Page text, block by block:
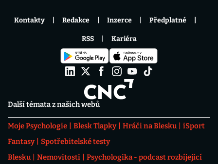
Další témata z našich webů
Moje Psychologie Blesk Tlapky Hráči na Blesku
iSport
Fantasy
Spotřebitelské testy
Blesku
Nemovitosti
Psychologika - podcast rozbíjející
Kontakty Redakce Inzerce Předplatné
RSS Kariéra